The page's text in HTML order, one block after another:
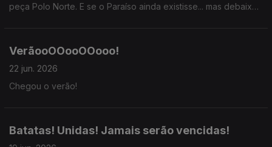
peça Polo Norte. E se o Paraíso ainda existisse... mas debaixo
VerãooOOooOOooo!
22 jun. 2026
Chegou o verão!
Batatas! Unidas! Jamais serão vencidas!